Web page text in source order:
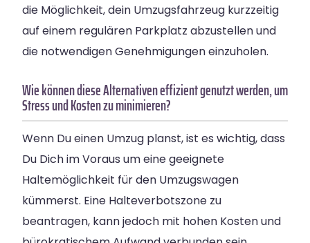
die Möglichkeit, dein Umzugsfahrzeug kurzzeitig
auf einem regulären Parkplatz abzustellen und
die notwendigen Genehmigungen einzuholen.
Wie können diese Alternativen effizient genutzt werden, um
Stress und Kosten zu minimieren?
Wenn Du einen Umzug planst, ist es wichtig, dass
Du Dich im Voraus um eine geeignete
Haltemöglichkeit für den Umzugswagen
kümmerst. Eine Halteverbotszone zu
beantragen, kann jedoch mit hohen Kosten und